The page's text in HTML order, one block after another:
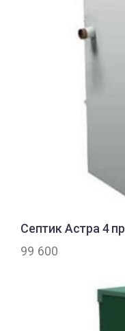
Септик Астра 4 пр
99 600